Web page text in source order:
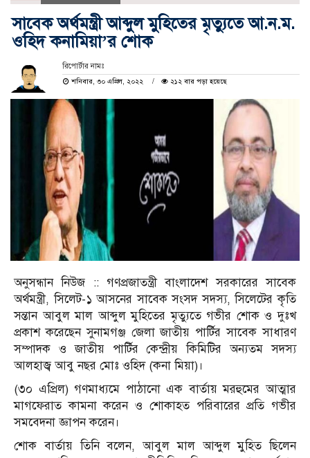
সাবেক অর্থমন্ত্রী আব্দুল মুহিতের মৃত্যুতে আ.ন.ম.
ওহিদ কনামিয়া’র শোক
রিপোর্টার নামঃ
শনিবার, ৩০ এপ্রিল, ২০২২
২১২ বার পড়া হয়েছে
অনুসন্ধান নিউজ :: গণপ্রজাতন্ত্রী বাংলাদেশ সরকারের সাবেক
অর্থমন্ত্রী, সিলেট-১ আসনের সাবেক সংসদ সদস্য, সিলেটের কৃতি
সন্তান আবুল মাল আব্দুল মুহিতের মৃত্যুতে গভীর শোক ও দুঃখ
প্রকাশ করেছেন সুনামগঞ্জ জেলা জাতীয় পার্টির সাবেক সাধারণ
সম্পাদক ও জাতীয় পার্টির কেন্দ্রীয় কিমিটির অন্যতম সদস্য
আলহাজ্ব আবু নছর মোঃ ওহিদ (কনা মিয়া)।
(৩০ এপ্রিল) গণমাধ্যমে পাঠানো এক বার্তায় মরহুমের আত্মার
মাগফেরাত কামনা করেন ও শোকাহত পরিবারের প্রতি গভীর
সমবেদনা জ্ঞাপন করেন।
শোক বার্তায় তিনি বলেন, আবুল মাল আব্দুল মুহিত ছিলেন